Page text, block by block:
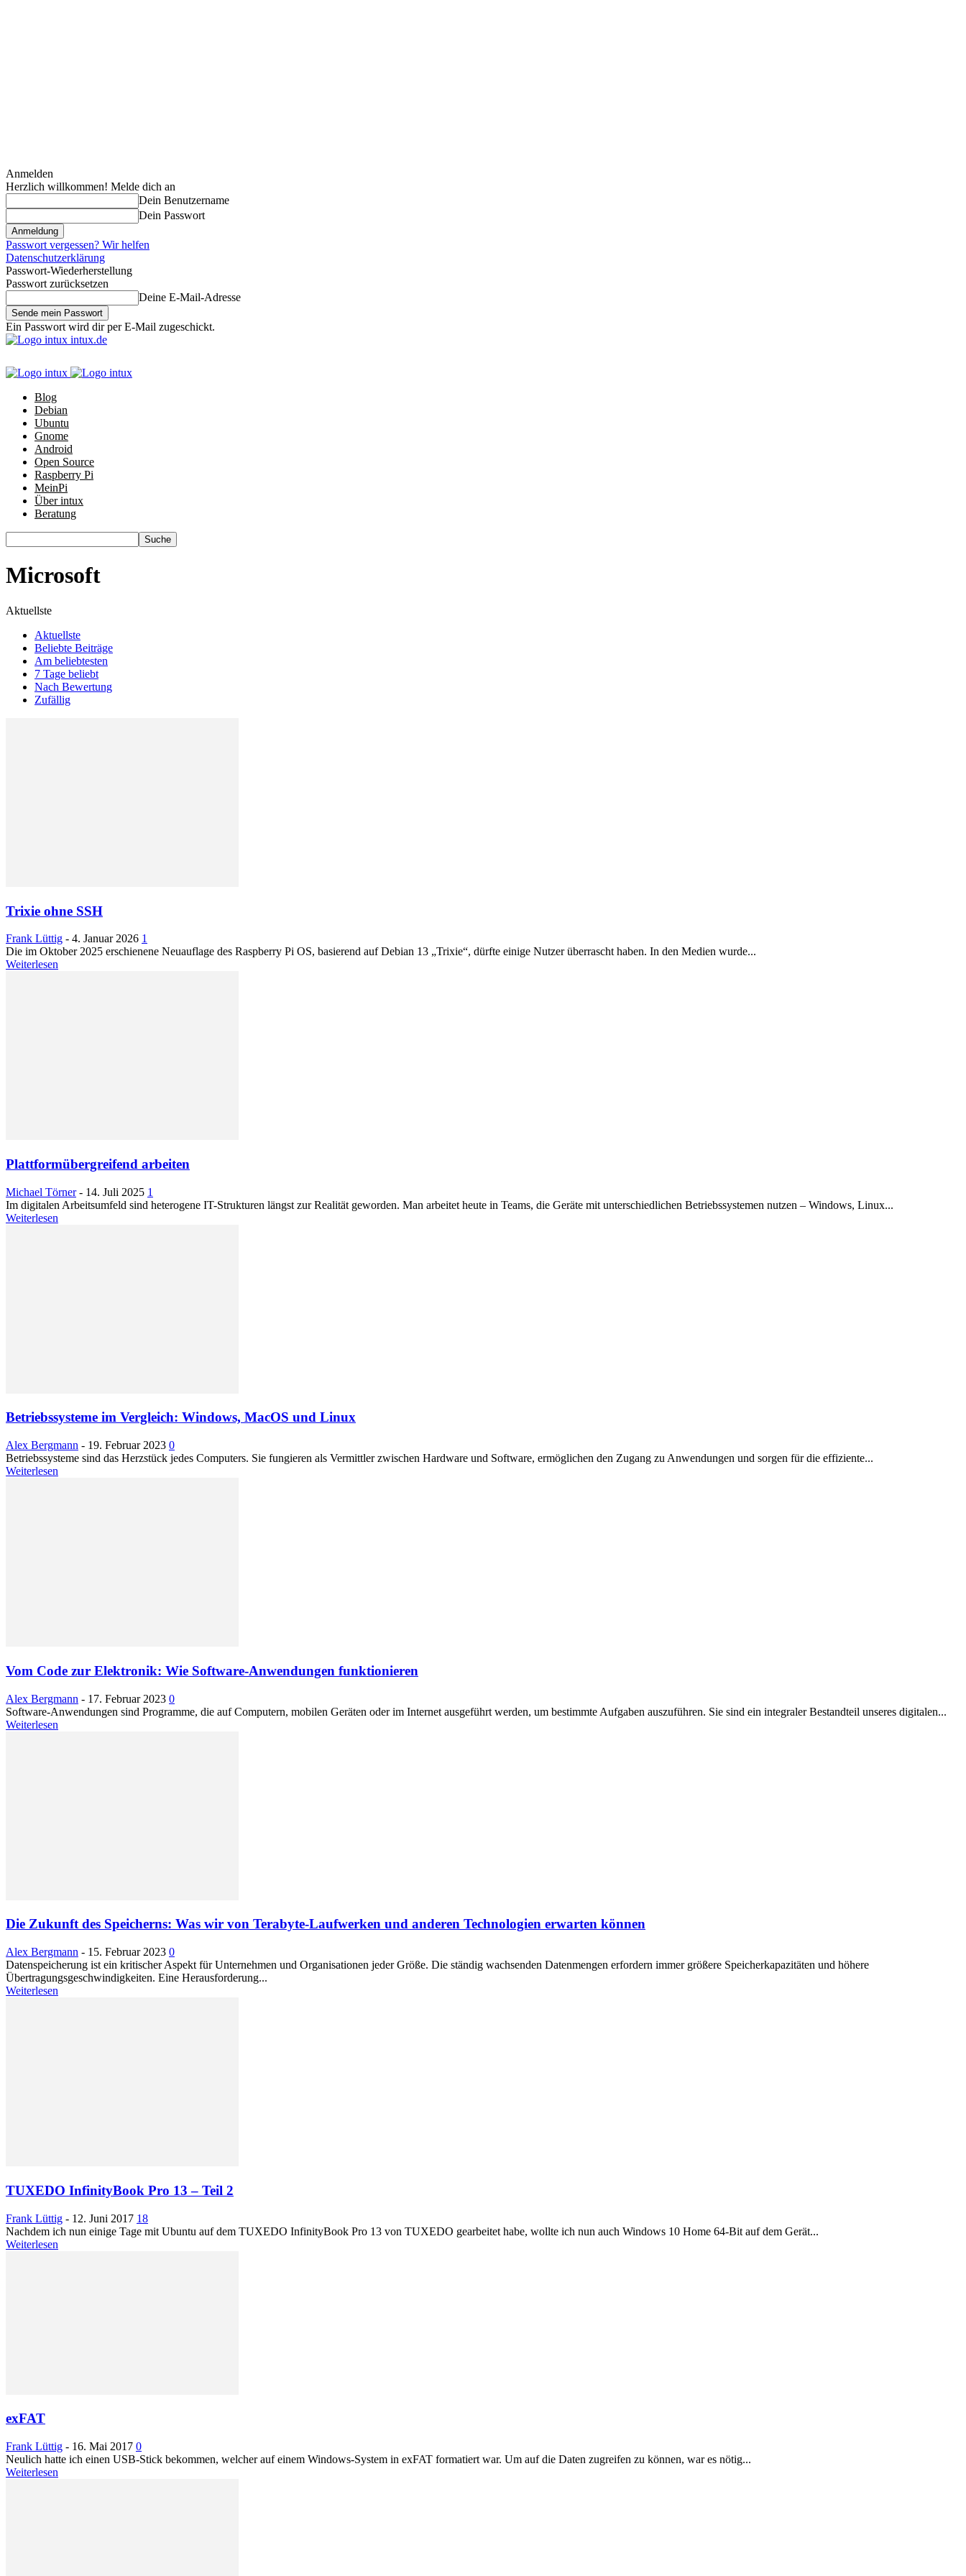
Anmelden
Herzlich willkommen! Melde dich an
Dein Benutzername
Dein Passwort
Passwort vergessen? Wir helfen
Datenschutzerklärung
Passwort-Wiederherstellung
Passwort zurücksetzen
Deine E-Mail-Adresse
Ein Passwort wird dir per E-Mail zugeschickt.
intux.de
Blog
Debian
Ubuntu
Gnome
Android
Open Source
Raspberry Pi
MeinPi
Über intux
Beratung
Microsoft
Aktuellste
Aktuellste
Beliebte Beiträge
Am beliebtesten
7 Tage beliebt
Nach Bewertung
Zufällig
Trixie ohne SSH
Frank Lüttig - 4. Januar 2026 1
Die im Oktober 2025 erschienene Neuauflage des Raspberry Pi OS, basierend auf Debian 13 „Trixie“, dürfte einige Nutzer überrascht haben. In den Medien wurde...
Weiterlesen
Plattformübergreifend arbeiten
Michael Törner - 14. Juli 2025 1
Im digitalen Arbeitsumfeld sind heterogene IT-Strukturen längst zur Realität geworden. Man arbeitet heute in Teams, die Geräte mit unterschiedlichen Betriebssystemen nutzen – Windows, Linux...
Weiterlesen
Betriebssysteme im Vergleich: Windows, MacOS und Linux
Alex Bergmann - 19. Februar 2023 0
Betriebssysteme sind das Herzstück jedes Computers. Sie fungieren als Vermittler zwischen Hardware und Software, ermöglichen den Zugang zu Anwendungen und sorgen für die effiziente...
Weiterlesen
Vom Code zur Elektronik: Wie Software-Anwendungen funktionieren
Alex Bergmann - 17. Februar 2023 0
Software-Anwendungen sind Programme, die auf Computern, mobilen Geräten oder im Internet ausgeführt werden, um bestimmte Aufgaben auszuführen. Sie sind ein integraler Bestandteil unseres digitalen...
Weiterlesen
Die Zukunft des Speicherns: Was wir von Terabyte-Laufwerken und anderen Technologien erwarten können
Alex Bergmann - 15. Februar 2023 0
Datenspeicherung ist ein kritischer Aspekt für Unternehmen und Organisationen jeder Größe. Die ständig wachsenden Datenmengen erfordern immer größere Speicherkapazitäten und höhere
Übertragungsgeschwindigkeiten. Eine Herausforderung...
Weiterlesen
TUXEDO InfinityBook Pro 13 – Teil 2
Frank Lüttig - 12. Juni 2017 18
Nachdem ich nun einige Tage mit Ubuntu auf dem TUXEDO InfinityBook Pro 13 von TUXEDO gearbeitet habe, wollte ich nun auch Windows 10 Home 64-Bit auf dem Gerät...
Weiterlesen
exFAT
Frank Lüttig - 16. Mai 2017 0
Neulich hatte ich einen USB-Stick bekommen, welcher auf einem Windows-System in exFAT formatiert war. Um auf die Daten zugreifen zu können, war es nötig...
Weiterlesen